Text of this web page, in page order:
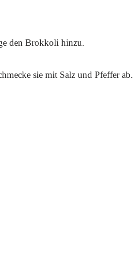
den Brokkoli hinzu.
sie mit Salz und Pfeffer ab.